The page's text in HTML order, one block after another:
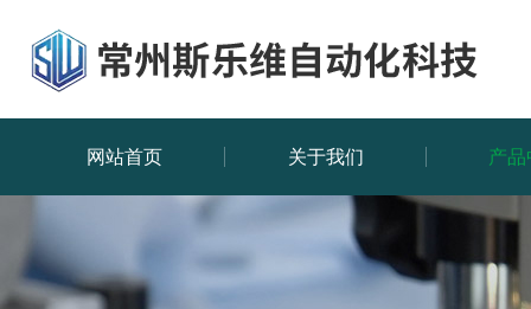
网站首页 关于我们 产品